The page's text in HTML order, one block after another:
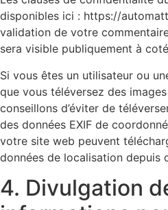
disponibles ici : https://
validation de votre
sera visible publiquement à
Si vous êtes un utilisateur ou
que vous téléversez des
conseillons d’éviter de
des données EXIF de
votre site web peuvent
données de localisation depuis
4. Divulgation